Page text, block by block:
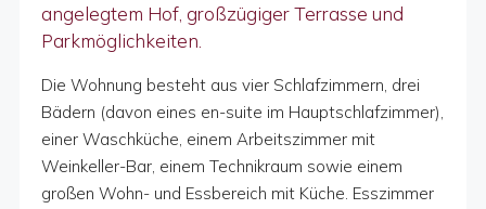
angelegtem Hof, großzügiger Terrasse und
Parkmöglichkeiten.
Die Wohnung besteht aus vier Schlafzimmern, drei
Bädern (davon eines en-suite im Hauptschlafzimmer),
einer Waschküche, einem Arbeitszimmer mit
Weinkeller-Bar, einem Technikraum sowie einem
großen Wohn- und Essbereich mit Küche. Esszimmer